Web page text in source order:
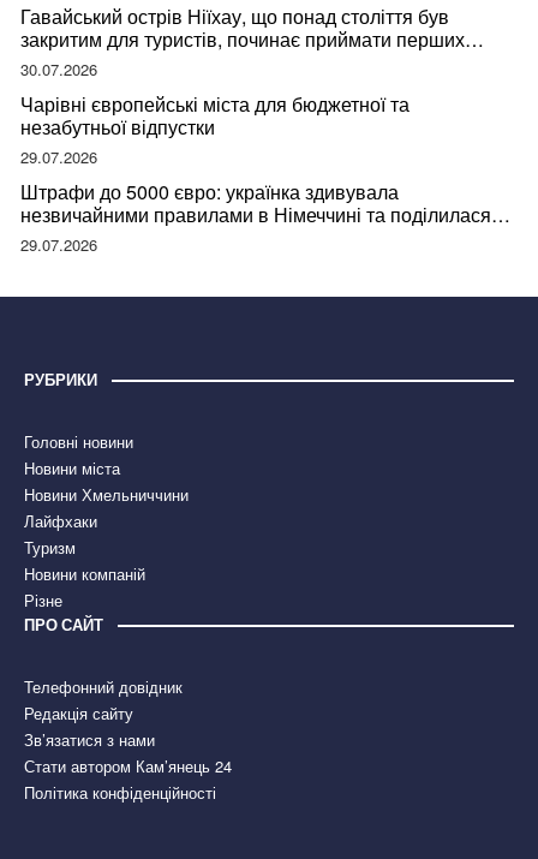
Гавайський острів Ніїхау, що понад століття був
закритим для туристів, починає приймати перших
відвідувачів
30.07.2026
Чарівні європейські міста для бюджетної та
незабутньої відпустки
29.07.2026
Штрафи до 5000 євро: українка здивувала
незвичайними правилами в Німеччині та поділилася
правдою
29.07.2026
РУБРИКИ
Головні новини
Новини міста
Новини Хмельниччини
Лайфхаки
Туризм
Новини компаній
Різне
ПРО САЙТ
Телефонний довідник
Редакція сайту
Зв’язатися з нами
Стати автором Кам’янець 24
Політика конфіденційності